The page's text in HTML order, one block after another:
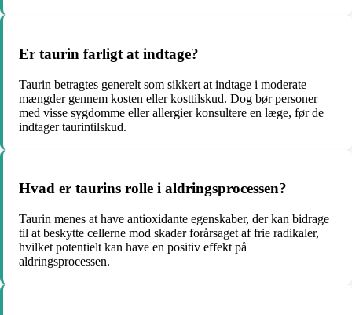
Er taurin farligt at indtage?
Taurin betragtes generelt som sikkert at indtage i moderate
mængder gennem kosten eller kosttilskud. Dog bør personer
med visse sygdomme eller allergier konsultere en læge, før de
indtager taurintilskud.
Hvad er taurins rolle i aldringsprocessen?
Taurin menes at have antioxidante egenskaber, der kan bidrage
til at beskytte cellerne mod skader forårsaget af frie radikaler,
hvilket potentielt kan have en positiv effekt på
aldringsprocessen.